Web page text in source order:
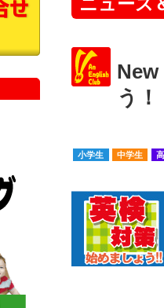
う！
小学生 中学生